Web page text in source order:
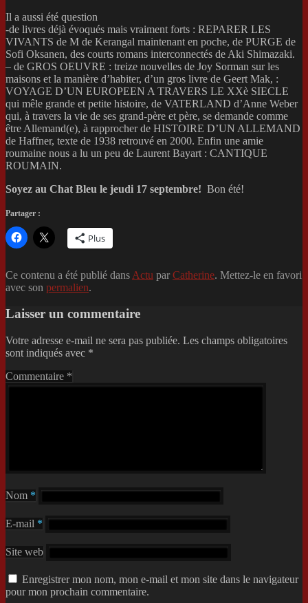
Il a aussi été question
-de livres déjà évoqués mais vraiment forts : REPARER LES
VIVANTS de M de Kerangal maintenant en poche, de PURGE de
Sofi Oksanen, des courts romans interconnectés de Aki Shimazaki.
– de GROS OEUVRE : treize nouvelles de Joy Sorman sur les
maisons et la manière d’habiter, d’un gros livre de Geert Mak, :
VOYAGE D’UN EUROPEEN A TRAVERS LE XXè SIECLE
qui mêle grande et petite histoire, de VATERLAND d’Anne Weber
qui, à travers la vie de ses grand-père et père, se demande comme
être Allemand(e), à rapprocher de HISTOIRE D’UN ALLEMAND
de Haffner, texte de 1938 retrouvé en 2000. Enfin une amie
roumaine nous a lu un peu de Laurent Bayart : CANTIQUE
ROUMAIN.
Soyez au Chat Bleu le jeudi 17 septembre! Bon été!
Partager :
Plus
Ce contenu a été publié dans Actu par Catherine. Mettez-le en favori
avec son permalien.
Laisser un commentaire
Votre adresse e-mail ne sera pas publiée. Les champs obligatoires
sont indiqués avec *
Commentaire *
Nom *
E-mail *
Site web
Enregistrer mon nom, mon e-mail et mon site dans le navigateur
pour mon prochain commentaire.